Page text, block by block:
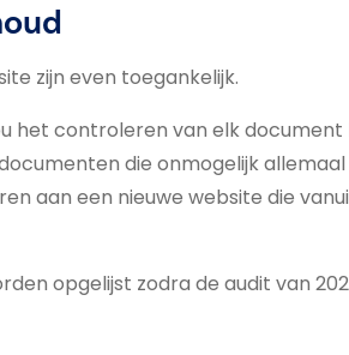
zijn even toegankelijk.
het controleren van elk
die onmogelijk
aan een nieuwe website die
opgelijst zodra de audit van